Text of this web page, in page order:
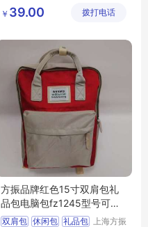
有限公司
￥ 39.00 拨打电话
方振品牌红色15寸双肩包礼
品包电脑包fz1245型号可加
工定制
双肩包 休闲包 礼品包 上海方振